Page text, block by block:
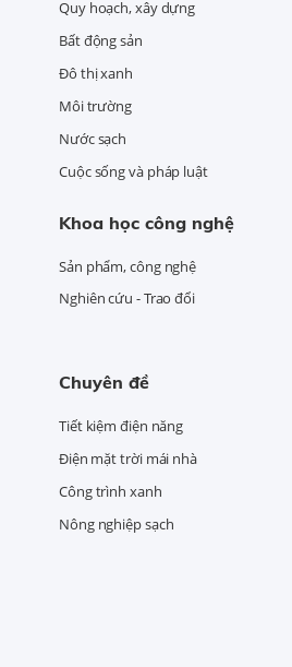
Quy hoạch, xây dựng
Bất động sản
Đô thị xanh
Môi trường
Nước sạch
Cuộc sống và pháp luật
Khoa học công nghệ
Sản phẩm, công nghệ
Nghiên cứu - Trao đổi
Chuyên đề
Tiết kiệm điện năng
Điện mặt trời mái nhà
Công trình xanh
Nông nghiệp sạch